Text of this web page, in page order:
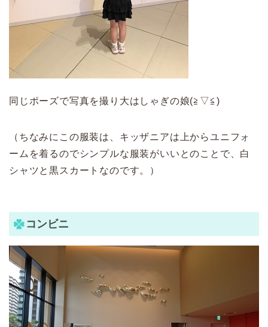
同じポーズで写真を撮り大はしゃぎの娘(≧▽≦)
（ちなみにこの服装は、キッザニアは上からユニフォ
ームを着るのでシンプルな服装がいいとのことで、白
シャツと黒スカートなのです。）
コンビニ